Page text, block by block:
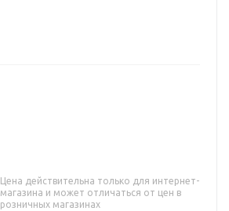
Цена действительна только для интернет-
магазина и может отличаться от цен в
розничных магазинах